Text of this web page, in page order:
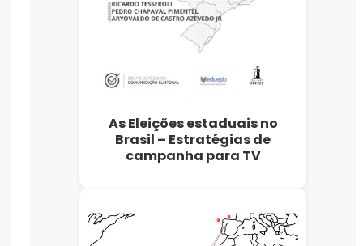
As Eleições estaduais no
Brasil – Estratégias de
campanha para TV